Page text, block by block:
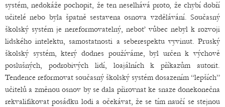
systém, nedokáže pochopit, že ten neselhává proto, že chybí dobří
učitelé nebo byla špatně sestavena osnova vzdělávání. Současný
školský systém je nereformovatelný, neboť vůbec nebyl k rozvoji
lidského intelektu, samostatnosti a seberespektu vyvinut. Pruský
školský systém, který dodnes používáme, byl určen k výchově
poslušných, podrobivých lidí, loajálních k příkazům autorit.
Tendence reformovat současný školský systém dosazením “lepších”
učitelů a změnou osnov by se dala přirovnat ke snaze donekonečna
rekvalifikovat posádku lodi a očekávat, že se tím naučí se stejnou